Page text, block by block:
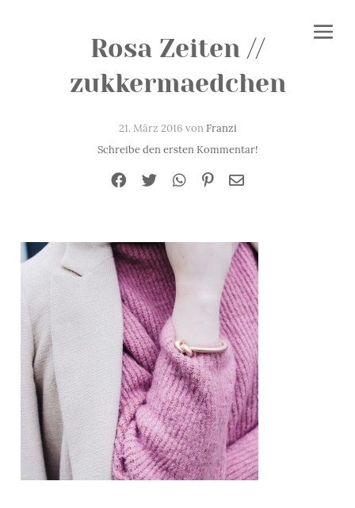
Rosa Zeiten //
zukkermaedchen
21. März 2016 vonFranzi
Schreibe den ersten Kommentar!